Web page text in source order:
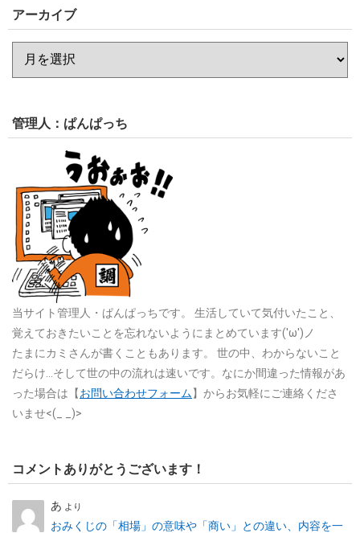
アーカイブ
管理人：ぱんぱっち
当サイト管理人・ぱんぱっちです。
生活していて気付いたこと、
覚えておきたいことを忘れないようにまとめています('ω')ノ
たまにカミさんが書くこともあります。
世の中、わからないこと
だらけ…そして世の中の流れは速いです。なにか間違った情報があ
った場合は【お問い合わせフォーム】からお気軽にご連絡くださ
いませ<(_ _)>
コメントありがとうございます！
あ より
おみくじの「相場」の意味や「商い」との違い、内容を一